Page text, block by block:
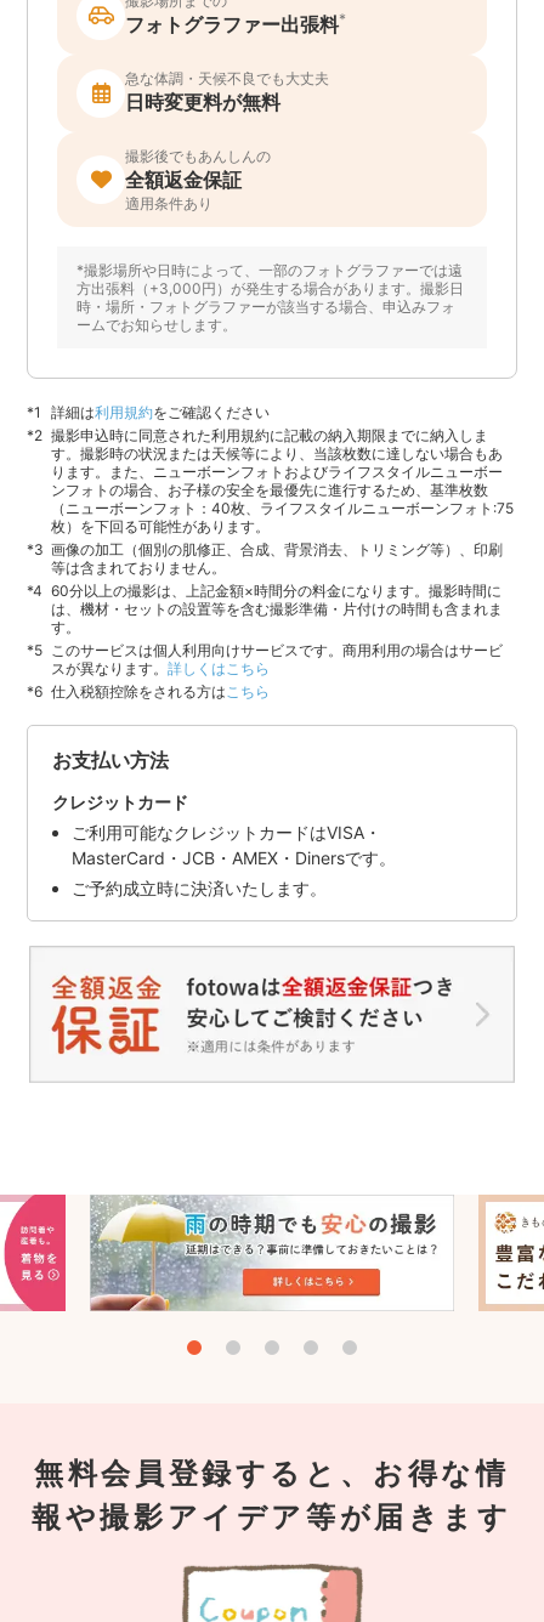
フォトグラファー出張料*
急な体調・天候不良でも大丈夫
日時変更料が無料
撮影後でもあんしんの
全額返金保証
適用条件あり
*撮影場所や日時によって、一部のフォトグラファーでは遠
方出張料（+3,000円）が発生する場合があります。撮影日
時・場所・フォトグラファーが該当する場合、申込みフォ
ームでお知らせします。
詳細は利用規約をご確認ください
撮影申込時に同意された利用規約に記載の納入期限までに納入しま
す。撮影時の状況または天候等により、当該枚数に達しない場合もあ
ります。また、ニューボーンフォトおよびライフスタイルニューボー
ンフォトの場合、お子様の安全を最優先に進行するため、基準枚数
（ニューボーンフォト：40枚、ライフスタイルニューボーンフォト:75
枚）を下回る可能性があります。
画像の加工（個別の肌修正、合成、背景消去、トリミング等）、印刷
等は含まれておりません。
60分以上の撮影は、上記金額×時間分の料金になります。撮影時間に
は、機材・セットの設置等を含む撮影準備・片付けの時間も含まれま
す。
このサービスは個人利用向けサービスです。商用利用の場合はサービ
スが異なります。詳しくはこちら
仕入税額控除をされる方は こちら
お支払い方法
クレジットカード
ご利用可能なクレジットカードはVISA・
MasterCard・JCB・AMEX・Dinersです。
ご予約成立時に決済いたします。
無料会員登録すると、お得な情
報や撮影アイデア等が届きます